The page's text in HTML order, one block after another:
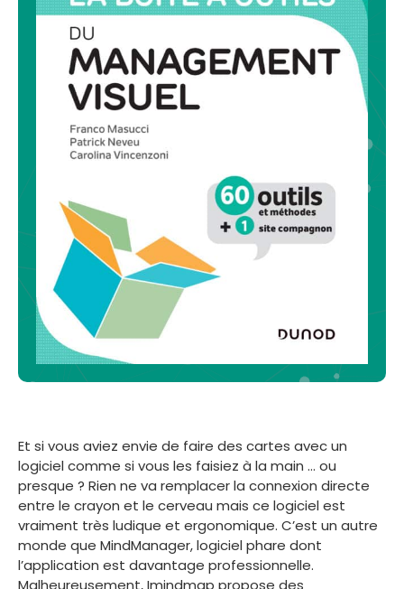
Et si vous aviez envie de faire des cartes avec un
logiciel comme si vous les faisiez à la main … ou
presque ? Rien ne va remplacer la connexion directe
entre le crayon et le cerveau mais ce logiciel est
vraiment très ludique et ergonomique. C’est un autre
monde que MindManager, logiciel phare dont
l’application est davantage professionnelle.
Malheureusement, Imindmap propose des